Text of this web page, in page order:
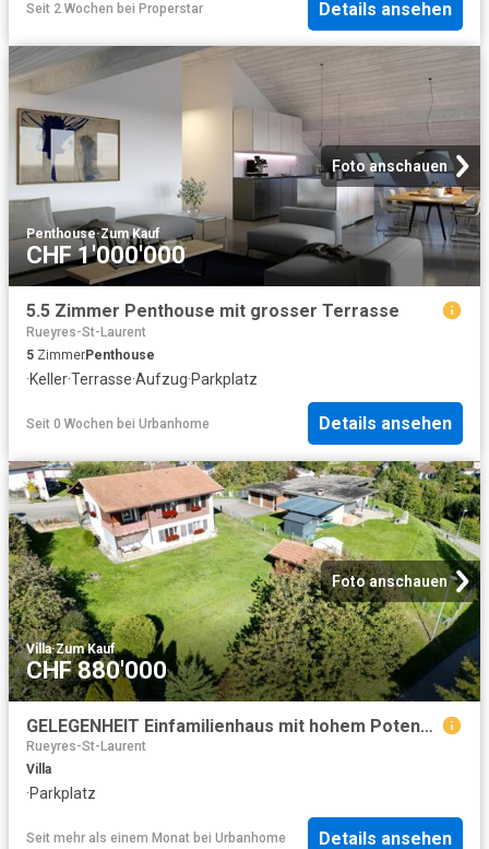
Seit 2 Wochen bei Properstar Details ansehen
Foto anschauen
Penthouse·Zum Kauf
CHF 1'000'000
5.5 Zimmer Penthouse mit grosser Terrasse
Rueyres-St-Laurent
5 ZimmerPenthouse
·Keller·Terrasse·Aufzug·Parkplatz
Seit 0 Wochen bei Urbanhome Details ansehen
Foto anschauen
Villa·Zum Kauf
CHF 880'000
GELEGENHEIT Einfamilienhaus mit hohem Potenzial auf grossem Grundstück
Rueyres-St-Laurent
Villa
·Parkplatz
Seit mehr als einem Monat bei Urbanhome Details ansehen